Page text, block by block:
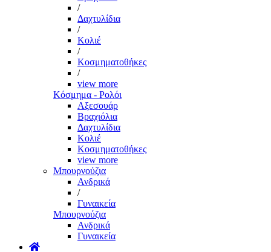
/
Δαχτυλίδια
/
Κολιέ
/
Κοσμηματοθήκες
/
view more
Κόσμημα - Ρολόι
Αξεσουάρ
Βραχιόλια
Δαχτυλίδια
Κολιέ
Κοσμηματοθήκες
view more
Μπουρνούζια
Ανδρικά
/
Γυναικεία
Μπουρνούζια
Ανδρικά
Γυναικεία